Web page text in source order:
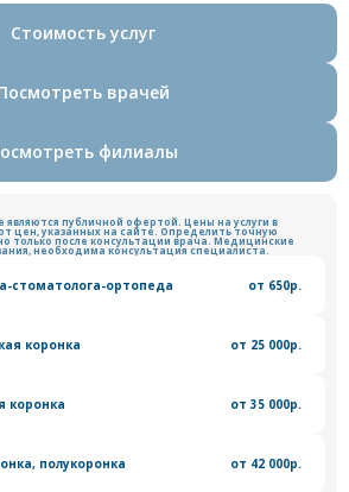
Стоимость услуг
врачей
филиалы
являются публичной офертой. Цены на услуги в
цен, указанных на сайте. Определить точную
только после консультации врача. Медицинские
необходима консультация специалиста.
стоматолога-ортопеда от 650р.
коронка от 25 000р.
коронка от 35 000р.
полукоронка от 42 000р.